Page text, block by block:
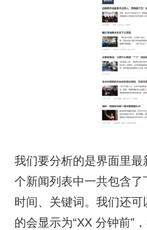
我们要分析的是界面里
个新闻列表中一共包含了
时间、关键词。我们还
的会显示为“XX 分钟前”